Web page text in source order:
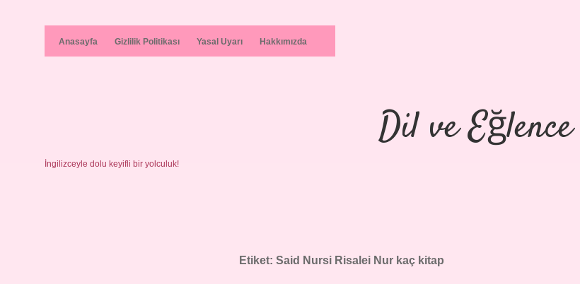
Anasayfa Gizlilik Politikası Yasal Uyarı Hakkımızda
Dil ve Eğlence
İngilizceyle dolu keyifli bir yolculuk!
Etiket: Said Nursi Risalei Nur kaç kitap